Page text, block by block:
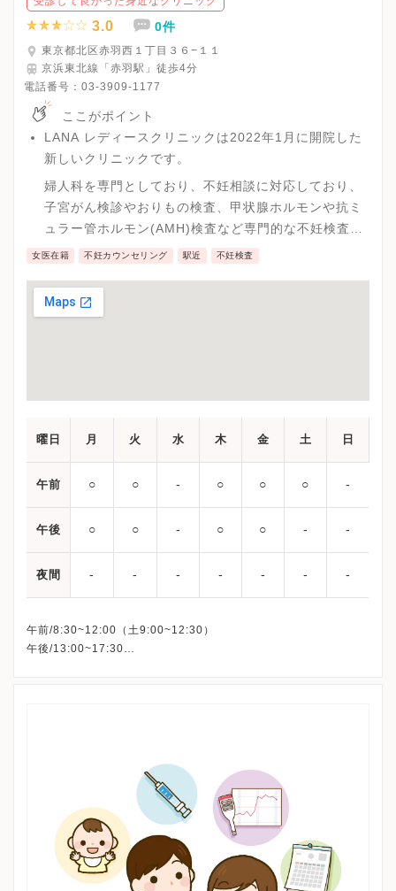
3.0 0件
東京都北区赤羽西１丁目３６−１１
京浜東北線「赤羽駅」徒歩4分
電話番号： 03-3909-1177
ここがポイント
LANA レディースクリニックは2022年1月に開院した
新しいクリニックです。
婦人科を専門としており、不妊相談に対応しており、
子宮がん検診やおりもの検査、甲状腺ホルモンや抗ミ
ュラー管ホルモン(AMH)検査など専門的な不妊検査を
受診することが可能です。
女医在籍 不妊カウンセリング 駅近 不妊検査
曜日 月 火 水 木 金 土 日
午前 ○ ○ ‐ ○ ○ ○ ‐
午後 ○ ○ ‐ ○ ○ ‐ ‐
夜間 ‐ ‐ ‐ ‐ ‐ ‐ ‐
午前/8:30~12:00（土9:00~12:30）
午後/13:00~17:30